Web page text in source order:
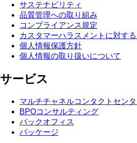
サステナビリティ
品質管理への取り組み
コンプライアンス規定
カスタマーハラスメントに対す
個人情報保護方針
個人情報の取り扱いについて
サービス
マルチチャネルコンタクトセン
BPOコンサルティング
バックオフィス
パッケージ